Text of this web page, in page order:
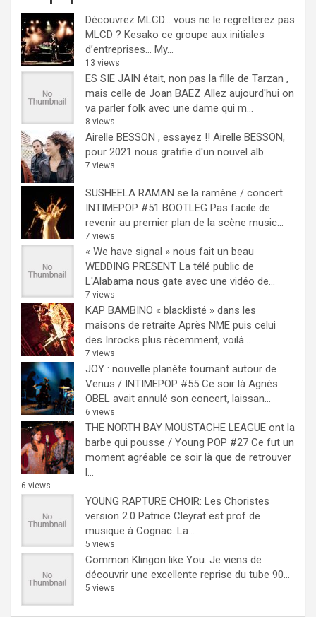
Découvrez MLCD… vous ne le regretterez pas
MLCD ? Kesako ce groupe aux initiales
d’entreprises… My...
13 views
ES SIE JAIN était, non pas la fille de Tarzan ,
mais celle de Joan BAEZ Allez aujourd'hui on
va parler folk avec une dame qui m...
8 views
Airelle BESSON , essayez !! Airelle BESSON,
pour 2021 nous gratifie d'un nouvel alb...
7 views
SUSHEELA RAMAN se la ramène / concert
INTIMEPOP #51 BOOTLEG Pas facile de
revenir au premier plan de la scène music...
7 views
« We have signal » nous fait un beau
WEDDING PRESENT La télé public de
L'Alabama nous gate avec une vidéo de...
7 views
KAP BAMBINO « blacklisté » dans les
maisons de retraite Après NME puis celui
des Inrocks plus récemment, voilà...
7 views
JOY : nouvelle planète tournant autour de
Venus / INTIMEPOP #55 Ce soir là Agnès
OBEL avait annulé son concert, laissan...
6 views
THE NORTH BAY MOUSTACHE LEAGUE ont la
barbe qui pousse / Young POP #27 Ce fut un
moment agréable ce soir là que de retrouver
l...
6 views
YOUNG RAPTURE CHOIR: Les Choristes
version 2.0 Patrice Cleyrat est prof de
musique à Cognac. La...
5 views
Common Klingon like You. Je viens de
découvrir une excellente reprise du tube 90...
5 views